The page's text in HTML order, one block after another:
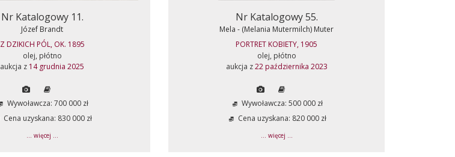
Nr Katalogowy 11.
Józef Brandt
Z DZIKICH PÓL, OK. 1895
olej, płótno
aukcja z 14 grudnia 2025
Wywoławcza: 700 000 zł
Cena uzyskana: 830 000 zł
... więcej ...
Nr Katalogowy 55.
Mela - (Melania Mutermilch) Muter
PORTRET KOBIETY, 1905
olej, płótno
aukcja z22 października 2023
Wywoławcza: 500 000 zł
Cena uzyskana: 820 000 zł
... więcej ...